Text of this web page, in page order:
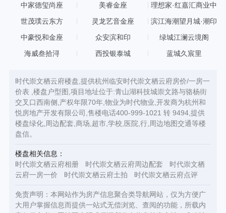
中家德玺尚座 美睿金座
理想家·红嘉汇商业中
世茂璞云东方 灵龙艺音金座 滨江海潮望月城·潮印
中豪悦和金座 众安滨和印 绿城江澜云境阁
海威叁拾浔 西投银泰城 蓝城久宸里
时代崇文栖云府楼盘,提供杭州临安时代崇文栖云府房价/一房一
价表 ,楼盘户型图,项目地址位于:青山湖科技城崇文路与骆杨街
交叉口西南侧,产权年限70年,物业为时代物业,开发商为杭州和
悦房地产开发有限公司,售楼电话400-999-1021 转 9494,提供
楼盘绿化,周边配套,商场,超市,学校,医院,行,周边地图交通等楼
盘信。
楼盘相关信息：
时代崇文栖云府相册
时代崇文栖云府周边配套
时代崇文栖
云府一房一价
时代崇文栖云府土拍 时代崇文栖云府点评
免责声明：本网站作为房产信息聚合类导航网站，仅为方便广
大用户掌握信息而提供一站式无偿浏览、查阅的功能，所载内